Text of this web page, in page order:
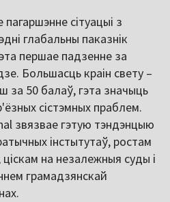
сітуацыі з
глабальны паказнік
першае падзенне за
Большасць краін свету –
за 50 балаў, гэта значыць
сістэмных праблем.
звязвае гэтую тэндэнцыю
інстытутаў, ростам
на незалежныя суды і
грамадзянскай